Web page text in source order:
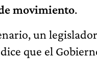
movimiento.
un
que el